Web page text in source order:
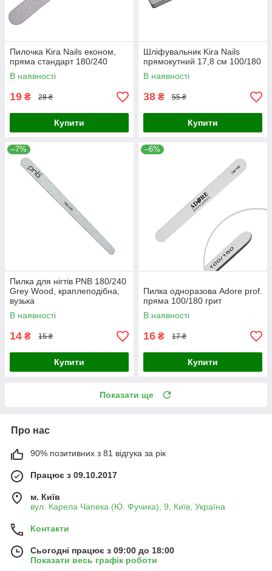
Пилочка Kira Nails економ,
пряма стандарт 180/240
В наявності
19 ₴ 28 ₴
Купити
Шліфувальник Kira Nails
прямокутний 17,8 см 100/180
В наявності
38 ₴ 55 ₴
Купити
–7%
Пилка для нігтів PNB 180/240
Grey Wood, краплеподібна,
вузька
В наявності
14 ₴ 15 ₴
Купити
–6%
Пилка одноразова Adore prof.
пряма 100/180 грит
В наявності
16 ₴ 17 ₴
Купити
Показати ще
Про нас
90% позитивних з 81 відгука за рік
Працює з 09.10.2017
м. Київ
вул. Карела Чапека (Ю. Фучика), 9, Київ, Україна
Контакти
Сьогодні працює з 09:00 до 18:00
Показати весь графік роботи